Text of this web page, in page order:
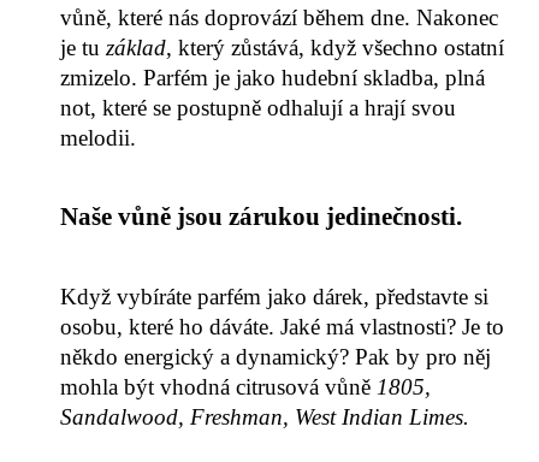
vůně, které nás doprovází během dne. Nakonec
je tu základ, který zůstává, když všechno ostatní
zmizelo. Parfém je jako hudební skladba, plná
not, které se postupně odhalují a hrají svou
melodii.
Naše vůně jsou zárukou jedinečnosti.
Když vybíráte parfém jako dárek, představte si
osobu, které ho dáváte. Jaké má vlastnosti? Je to
někdo energický a dynamický? Pak by pro něj
mohla být vhodná citrusová vůně 1805,
Sandalwood, Freshman, West Indian Limes.